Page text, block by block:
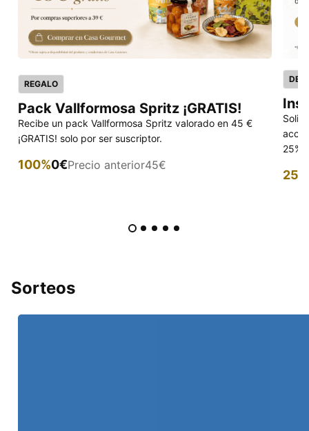
REGALO
Pack Vallformosa Spritz ¡GRATIS!
Recibe un pack Vallformosa Spritz valorado en 45 €
¡GRATIS! solo por ser suscriptor.
100%0€Precio anterior45€
25%
Sorteos